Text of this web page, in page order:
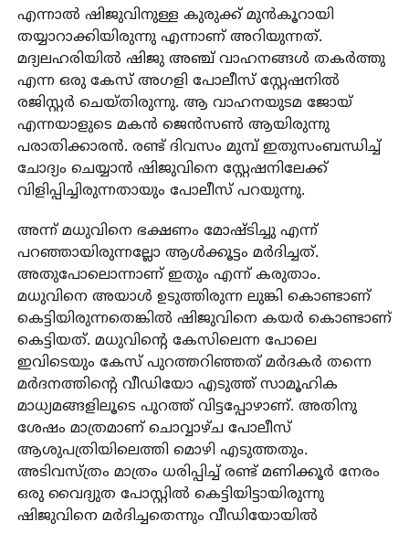
എന്നാല്‍ ഷിജുവിനുള്ള കുരുക്ക് മുന്‍കൂറായി
തയ്യാറാക്കിയിരുന്നു എന്നാണ് അറിയുന്നത്.
മദ്യലഹരിയില്‍ ഷിജു അഞ്ച് വാഹനങ്ങള്‍ തകര്‍ത്തു
എന്ന ഒരു കേസ് അഗളി പോലീസ് സ്റ്റേഷനില്‍
രജിസ്റ്റര്‍ ചെയ്തിരുന്നു. ആ വാഹനയുടമ ജോയ്
എന്നയാളുടെ മകന്‍ ജെന്‍സണ്‍ ആയിരുന്നു
പരാതിക്കാരന്‍. രണ്ട് ദിവസം മുമ്പ് ഇതുസംബന്ധിച്ച്
ചോദ്യം ചെയ്യാന്‍ ഷിജുവിനെ സ്റ്റേഷനിലേക്ക്
വിളിപ്പിച്ചിരുന്നതായും പോലീസ് പറയുന്നു.
അന്ന് മധുവിനെ ഭക്ഷണം മോഷ്ടിച്ചു എന്ന്
പറഞ്ഞായിരുന്നല്ലോ ആള്‍ക്കൂട്ടം മര്‍ദിച്ചത്.
അതുപോലൊന്നാണ് ഇതും എന്ന് കരുതാം.
മധുവിനെ അയാള്‍ ഉടുത്തിരുന്ന ലുങ്കി കൊണ്ടാണ്
കെട്ടിയിരുന്നതെങ്കില്‍ ഷിജുവിനെ കയര്‍ കൊണ്ടാണ്
കെട്ടിയത്. മധുവിന്റെ കേസിലെന്ന പോലെ
ഇവിടെയും കേസ് പുറത്തറിഞ്ഞത് മര്‍ദകര്‍ തന്നെ
മര്‍ദനത്തിന്റെ വീഡിയോ എടുത്ത് സാമൂഹിക
മാധ്യമങ്ങളിലൂടെ പുറത്ത് വിട്ടപ്പോഴാണ്. അതിനു
ശേഷം മാത്രമാണ് ചൊവ്വാഴ്ച പോലീസ്
ആശുപത്രിയിലെത്തി മൊഴി എടുത്തതും.
അടിവസ്ത്രം മാത്രം ധരിപ്പിച്ച് രണ്ട് മണിക്കൂര്‍ നേരം
ഒരു വൈദ്യുത പോസ്റ്റില്‍ കെട്ടിയിട്ടായിരുന്നു
ഷിജുവിനെ മര്‍ദിച്ചതെന്നും വീഡിയോയില്‍